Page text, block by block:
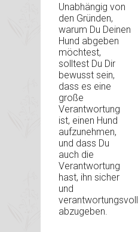
Unabhängig von
den Gründen,
warum Du Deinen
Hund abgeben
möchtest,
solltest Du Dir
bewusst sein,
dass es eine
große
Verantwortung
ist, einen Hund
aufzunehmen,
und dass Du
auch die
Verantwortung
hast, ihn sicher
und
verantwortungsvoll
abzugeben.